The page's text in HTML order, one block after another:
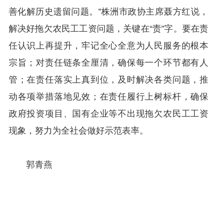
善化解历史遗留问题。”株洲市政协主席聂方红说，
解决好拖欠农民工工资问题，关键在“责”字。要在责
任认识上再提升，牢记全心全意为人民服务的根本
宗旨；对责任链条全厘清，确保每一个环节都有人
管；在责任落实上真到位，及时解决各类问题，推
动各项举措落地见效；在责任履行上树标杆，确保
政府投资项目、国有企业等不出现拖欠农民工工资
现象，努力为全社会做好示范表率。
郭青燕